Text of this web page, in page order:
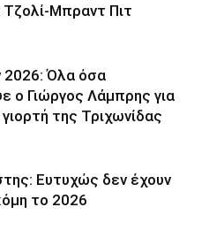
Τζολί-Μπραντ Πιτ
2026: Όλα όσα
ο Γιώργος Λάμπρης για
της Τριχωνίδας
Ευτυχώς δεν έχουν
το 2026